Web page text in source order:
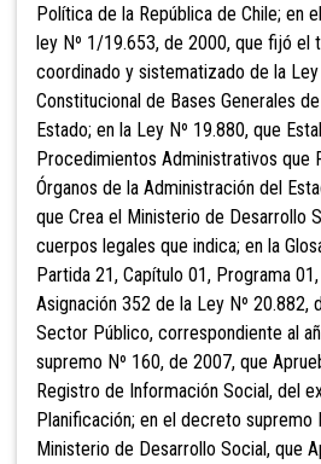
Política de la República de Chile; en
ley Nº 1/19.653, de 2000, que fijó el
coordinado y sistematizado de la Ley
Constitucional de Bases Generales
Estado; en la Ley Nº 19.880, que
Procedimientos Administrativos que
Órganos de la Administración del
que Crea el Ministerio de Desarrollo
cuerpos legales que indica; en la
Partida 21, Capítulo 01, Programa
Asignación 352 de la Ley Nº 20.882,
Sector Público, correspondiente al
supremo Nº 160, de 2007, que
Registro de Información Social, del
Planificación; en el decreto supremo
Ministerio de Desarrollo Social, que